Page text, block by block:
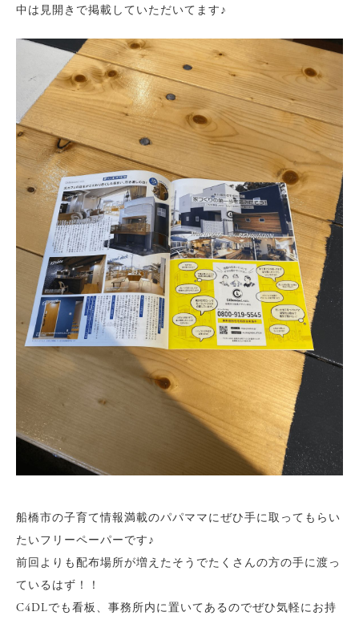
中は見開きで掲載していただいてます♪
船橋市の子育て情報満載のパパママにぜひ手に取ってもらい
たいフリーペーパーです♪
前回よりも配布場所が増えたそうでたくさんの方の手に渡っ
ているはず！！
C4DLでも看板、事務所内に置いてあるのでぜひ気軽にお持